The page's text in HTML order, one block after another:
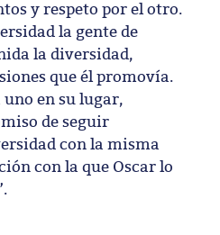
y respeto por el otro.
la gente de
la diversidad,
que él promovía.
en su lugar,
de seguir
con la misma
con la que Oscar lo